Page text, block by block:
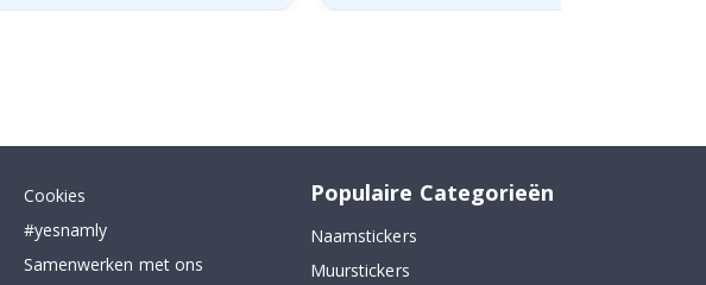
Cookies
#yesnamly
Samenwerken met ons
Populaire Categorieën
Naamstickers
Muurstickers